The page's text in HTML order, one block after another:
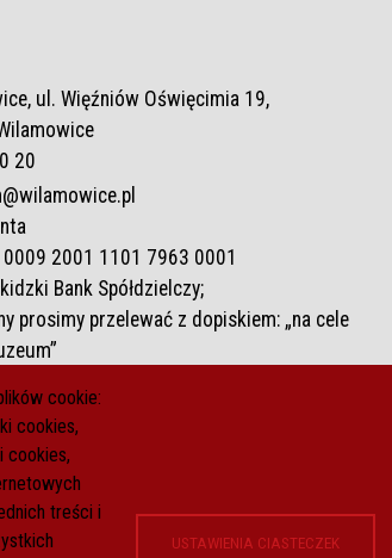
cookie:
cookies,
cookies,
treści i
USTAWIENIA CIASTECZEK
ul. Więźniów Oświęcimia 19,
20
2001 1101 7963 0001
Bank Spółdzielczy;
prosimy przelewać z dopiskiem: „na cele